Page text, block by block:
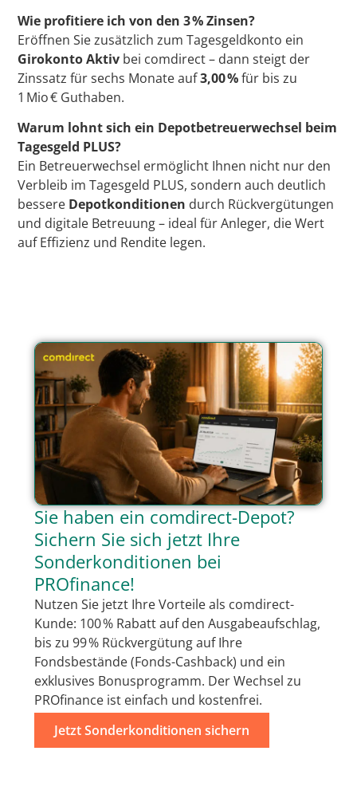
Wie profitiere ich von den 3 % Zinsen?
Eröffnen Sie zusätzlich zum Tagesgeldkonto ein
Girokonto Aktiv bei comdirect – dann steigt der
Zinssatz für sechs Monate auf3,00 %für bis zu
1 Mio € Guthaben.
Warum lohnt sich ein Depotbetreuerwechsel beim
Tagesgeld PLUS?
Ein Betreuerwechsel ermöglicht Ihnen nicht nur den
Verbleib im Tagesgeld PLUS, sondern auch deutlich
bessere Depotkonditionen durch Rückvergütungen
und digitale Betreuung – ideal für Anleger, die Wert
auf Effizienz und Rendite legen.
Sie haben ein comdirect-Depot?
Sichern Sie sich jetzt Ihre
Sonderkonditionen bei
PROfinance!
Nutzen Sie jetzt Ihre Vorteile als comdirect-
Kunde: 100 % Rabatt auf den Ausgabeaufschlag,
bis zu 99 % Rückvergütung auf Ihre
Fondsbestände (Fonds-Cashback) und ein
exklusives Bonusprogramm. Der Wechsel zu
PROfinance ist einfach und kostenfrei.
Jetzt Sonderkonditionen sichern